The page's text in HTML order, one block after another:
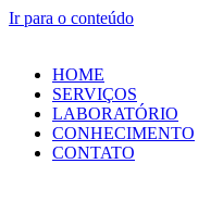
Ir para o conteúdo
HOME
SERVIÇOS
LABORATÓRIO
CONHECIMENTO
CONTATO